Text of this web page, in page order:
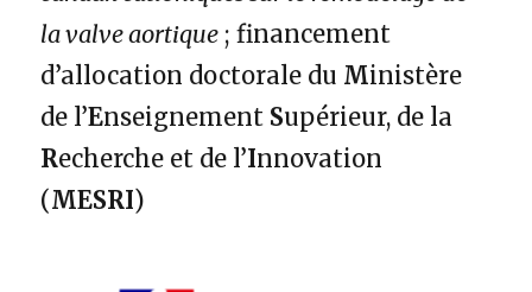
la valve aortique ; financement
d’allocation doctorale du Ministère
de l’Enseignement Supérieur, de la
Recherche et de l’Innovation
(MESRI)